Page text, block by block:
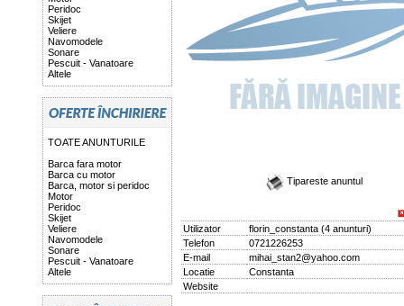
Peridoc
Skijet
Veliere
Navomodele
Sonare
Pescuit - Vanatoare
Altele
TOATE ANUNTURILE
Barca fara motor
Barca cu motor
Barca, motor si peridoc
Motor
Peridoc
Skijet
Veliere
Navomodele
Sonare
Pescuit - Vanatoare
Altele
Tipareste anuntul
Utilizator florin_constanta(4 anunturi)
Telefon
0721226253
E-mail
mihai_stan2@yahoo.com
Locatie
Constanta
Website